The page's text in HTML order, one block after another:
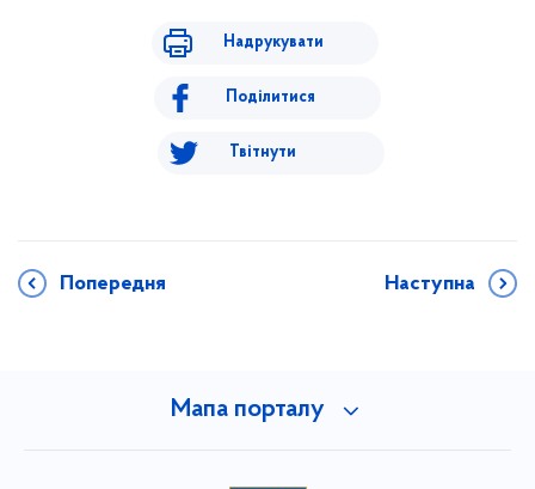
Надрукувати
Поділитися
Твітнути
Попередня Наступна
Мапа порталу